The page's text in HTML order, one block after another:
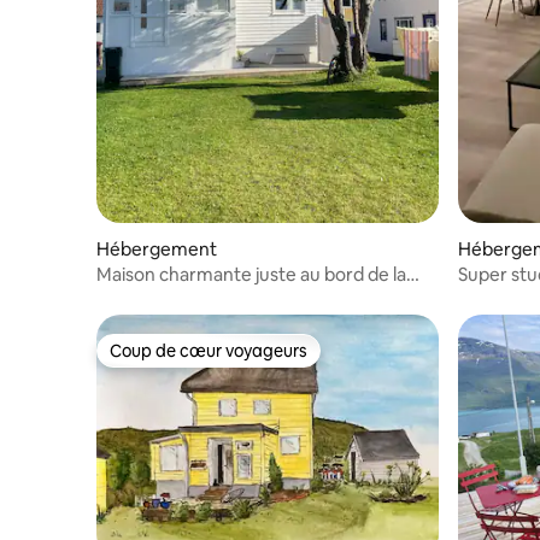
Hébergement
Maison charmante juste au bord de la
Super
Coup de cœur voyageurs
Coup de cœur voyageurs